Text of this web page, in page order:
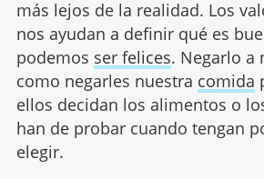
más lejos de la realidad. Los
nos ayudan a definir qué es
podemos ser felices. Negarlo a
como negarles nuestra comida
ellos decidan los alimentos o
han de probar cuando tengan
elegir.